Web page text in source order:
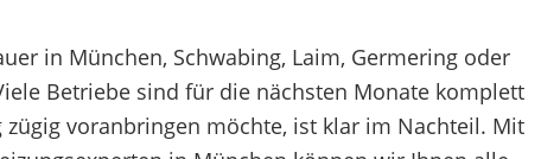
in München, Schwabing, Laim, Germering oder
Betriebe sind für die nächsten Monate komplett
voranbringen möchte, ist klar im Nachteil. Mit